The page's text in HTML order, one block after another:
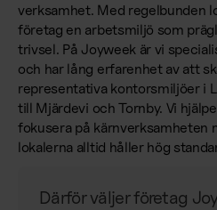
verksamhet. Med regelbunden
företag en arbetsmiljö som
trivsel. På Joyweek är vi
och har lång erfarenhet av att
representativa kontorsmiljöer i
till Mjärdevi och Tornby. Vi
fokusera på kärnverksamheten
lokalerna alltid håller hög
Därför väljer företag